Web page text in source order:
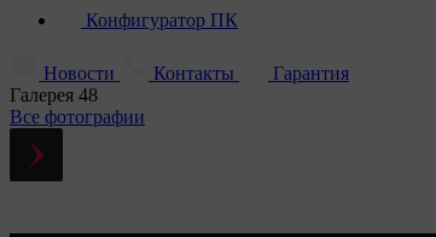
Конфигуратор ПК
Новости Контакты
Гарантия
Галерея 48
Все фотографии